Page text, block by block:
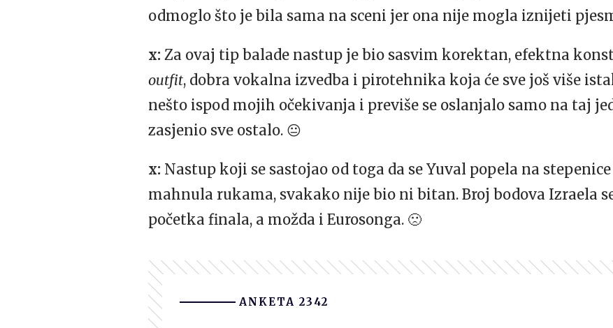
odmoglo što je bila sama na sceni jer ona nije mogla iznijeti
x: Za ovaj tip balade nastup je bio sasvim korektan, efektna
outfit, dobra vokalna izvedba i pirotehnika koja će sve još više
nešto ispod mojih očekivanja i previše se oslanjalo samo na taj
zasjenio sve ostalo. 😐
x: Nastup koji se sastojao od toga da se Yuval popela na
mahnula rukama, svakako nije bio ni bitan. Broj bodova Izraela
početka finala, a možda i Eurosonga. 🙁
ANKETA 2342